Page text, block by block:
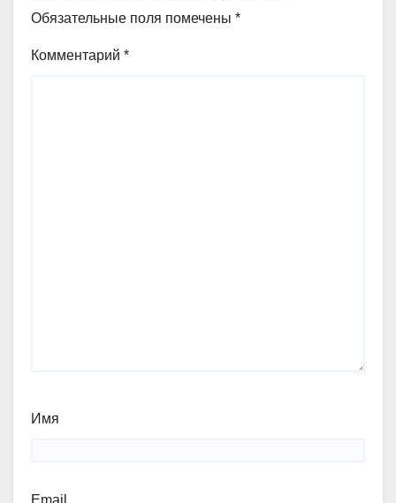
Обязательные поля помечены *
Комментарий *
Имя